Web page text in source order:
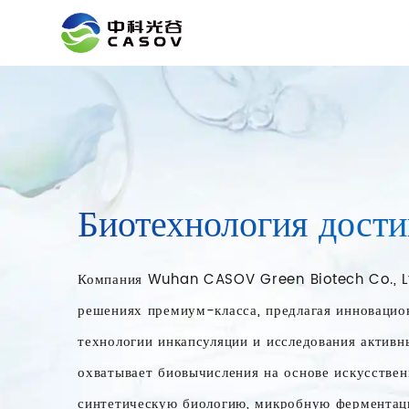
О
Биотехнология
Компания Wuhan CASOV Green Biotech Co.,
решениях премиум-класса, предлагая
технологии инкапсуляции и исследования
охватывает биовычисления на основе